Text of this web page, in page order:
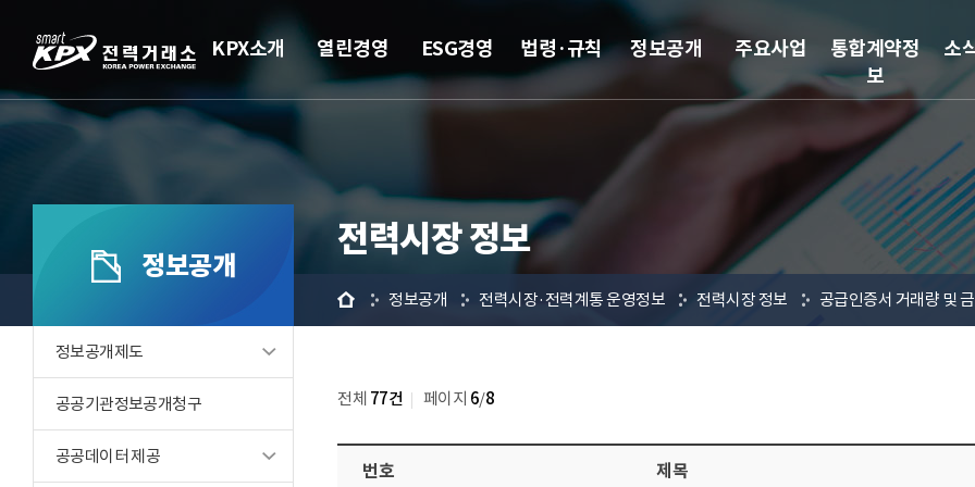
KPX소개 열린경영 ESG경영 법령·규칙 정보공개 주요사업
통합계약정
보
소
정보공개
정보공개제도
공공기관정보공개청구
공공데이터 제공
전력시장 정보
홈 정보공개 전력시장·전력계통 운영정보 전력시장 정보 공급인증서 거래량 및
전체 77건 페이지 6/8
번호 제목